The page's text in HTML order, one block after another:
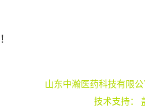
山东中瀚医药科技有限
技术支持：